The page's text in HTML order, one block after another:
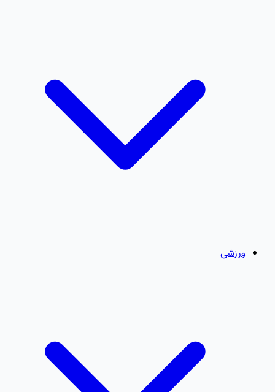
ورزشی